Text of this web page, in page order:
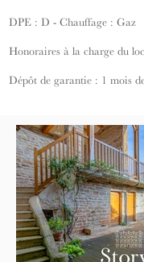
DPE : D - Chauffage : Gaz
Honoraires à la charge du
Dépôt de garantie : 1 mois